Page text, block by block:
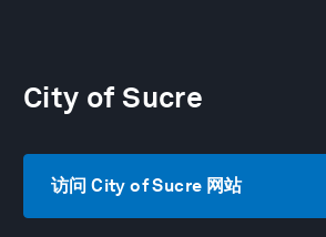
City of Sucre
访问 City of Sucre 网站